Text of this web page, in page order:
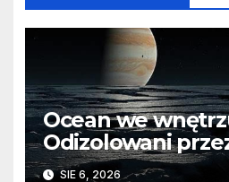
Ocean we
Odizolowani
barierę
SIE 6, 2026